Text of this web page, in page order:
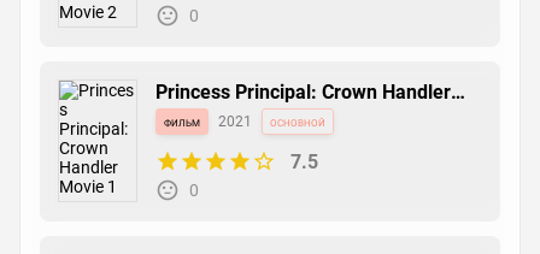
0
Princess Principal: Crown Handler
Movie 1
фильм 2021 основной
7.5
0